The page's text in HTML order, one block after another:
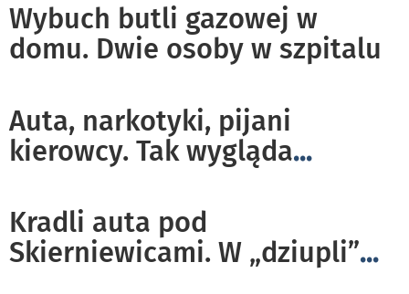
Wybuch butli gazowej w
domu. Dwie osoby w szpitalu
Auta, narkotyki, pijani
kierowcy. Tak wygląda...
Kradli auta pod
Skierniewicami. W „dziupli”...